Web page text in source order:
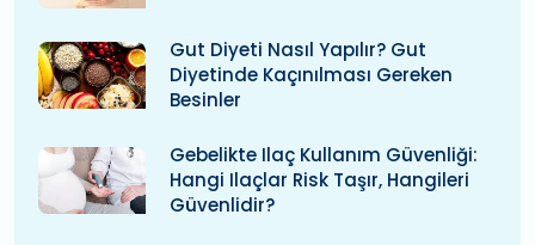
Gut Diyeti Nasıl Yapılır? Gut
Diyetinde Kaçınılması Gereken
Besinler
Gebelikte Ilaç Kullanım Güvenliği:
Hangi Ilaçlar Risk Taşır, Hangileri
Güvenlidir?